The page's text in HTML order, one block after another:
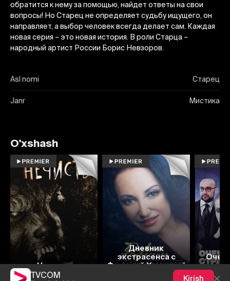
TVCOM Kirish
обратится к нему за помощью, найдет ответы на свои
вопросы! Но Старец не определяет судьбу ищущего, он
направляет, а выбор человек всегда делает сам. Каждая
новая серия – это новая история. В роли Старца –
народный артист России Борис Невзоров.
Asl nomi Старец
Janr Мистика
O'xshash
Нечисть
Дневник
экстрасенса с
Фатимой Хадуевой